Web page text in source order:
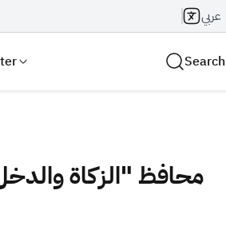
عربي
Search
محافظ "الزكاة